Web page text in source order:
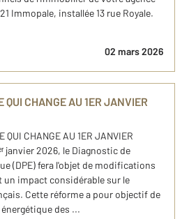
Immopale, installée 13 rue Royale.
02 mars 2026
QUI CHANGE AU 1ER JANVIER
QUI CHANGE AU 1ER JANVIER
janvier 2026, le Diagnostic de
(DPE) fera l'objet de modifications
impact considérable sur le
Cette réforme a pour objectif de
des ...